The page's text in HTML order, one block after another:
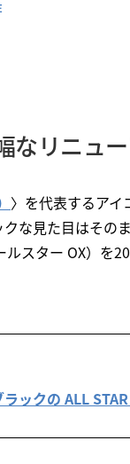
なリニュ
〉を代表するアイ
な見た目はその
ルスター OX）を
ックの ALL